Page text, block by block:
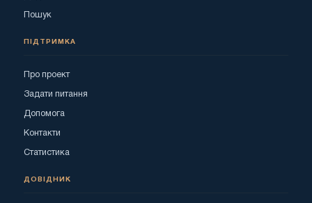
Пошук
ПІДТРИМКА
Про проект
Задати питання
Допомога
Контакти
Статистика
ДОВІДНИК